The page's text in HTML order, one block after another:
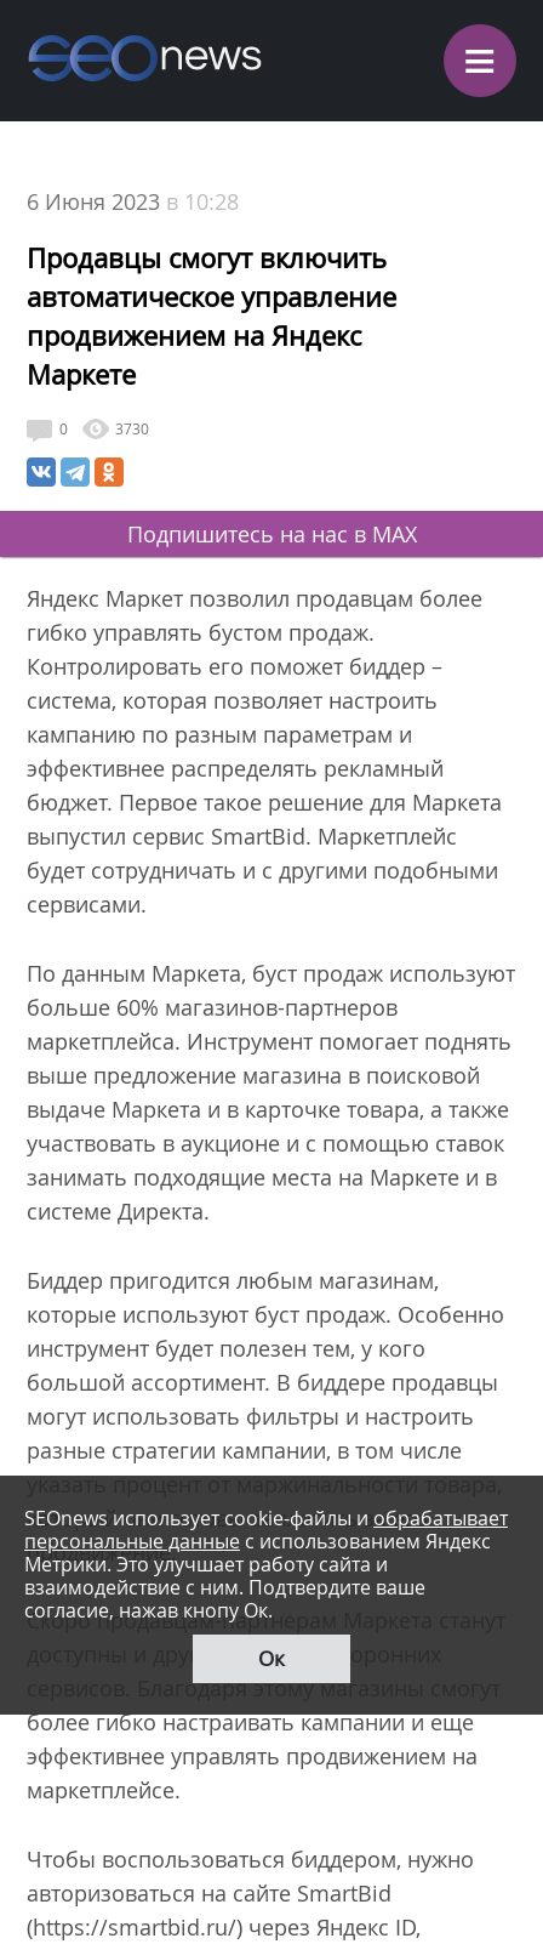
≡
6 Июня 2023 в 10:28
Продавцы смогут включить
автоматическое управление
продвижением на Яндекс
Маркете
0 3730
Подпишитесь на нас в MAX
Яндекс Маркет позволил продавцам более
гибко управлять бустом продаж.
Контролировать его поможет биддер –
система, которая позволяет настроить
кампанию по разным параметрам и
эффективнее распределять рекламный
бюджет. Первое такое решение для Маркета
выпустил сервис SmartBid. Маркетплейс
будет сотрудничать и с другими подобными
сервисами.
По данным Маркета, буст продаж используют
больше 60% магазинов-партнеров
маркетплейса. Инструмент помогает поднять
выше предложение магазина в поисковой
выдаче Маркета и в карточке товара, а также
участвовать в аукционе и с помощью ставок
занимать подходящие места на Маркете и в
системе Директа.
Биддер пригодится любым магазинам,
которые используют буст продаж. Особенно
инструмент будет полезен тем, у кого
большой ассортимент. В биддере продавцы
могут использовать фильтры и настроить
разные стратегии кампании, в том числе
указать процент от маржинальности товара,
который они готовы заплатить за его
продвижение.
Скоро продавцам-партнерам Маркета станут
доступны и другие биддеры сторонних
сервисов. Благодаря этому магазины смогут
более гибко настраивать кампании и еще
эффективнее управлять продвижением на
маркетплейсе.
Чтобы воспользоваться биддером, нужно
авторизоваться на сайте SmartBid
(https://smartbid.ru/) через Яндекс ID,
SEOnews использует cookie-файлы и обрабатывает
персональные данные с использованием Яндекс
Метрики. Это улучшает работу сайта и
взаимодействие с ним. Подтвердите ваше
согласие, нажав кнопу Ок.
Ок